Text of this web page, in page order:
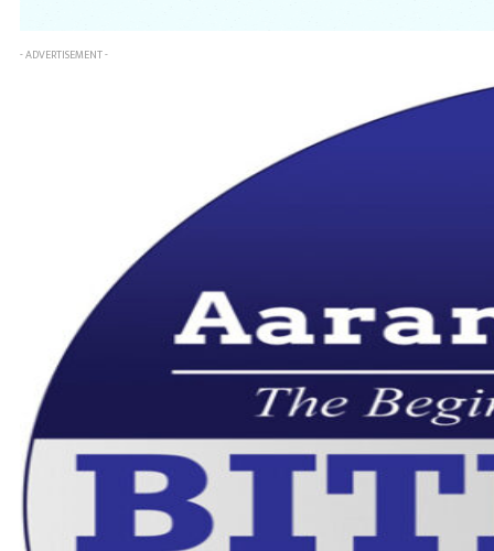
- ADVERTISEMENT -